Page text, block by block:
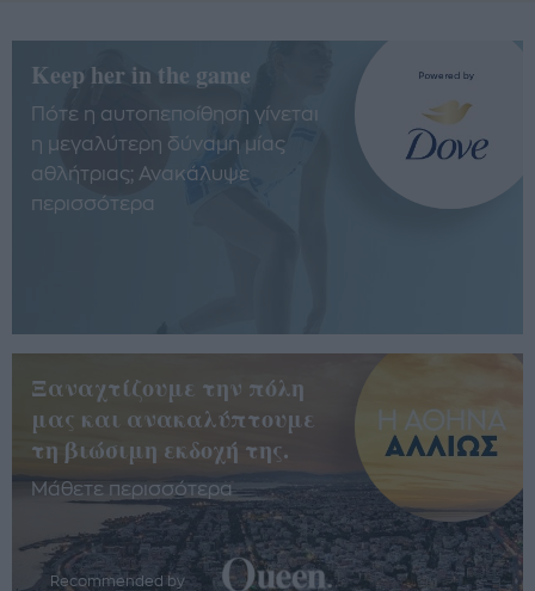
Keep her in the game
Πότε η αυτοπεποίθηση γίνεται
η μεγαλύτερη δύναμη μίας
αθλήτριας; Ανακάλυψε
περισσότερα
Ξαναχτίζουμε την πόλη
μας και ανακαλύπτουμε
τη βιώσιμη εκδοχή της.
Μάθετε περισσότερα
Recommended by